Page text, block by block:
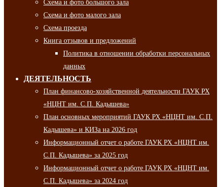
Схема и фото большого зала
Схема и фото малого зала
Схема проезда
Книга отзывов и предложений
Политика в отношении обработки персональных
данных
ДЕЯТЕЛЬНОСТЬ
План финансово-хозяйственной деятельности ГАУК РХ
«НЦНТ им. С.П. Кадышева»
План основных мероприятий ГАУК РХ «НЦНТ им. С.П.
Кадышева» и КИЗа на 2026 год
Информационный отчет о работе ГАУК РХ «НЦНТ им.
С.П. Кадышева» за 2025 год
Информационный отчет о работе ГАУК РХ «НЦНТ им.
С.П. Кадышева» за 2024 год